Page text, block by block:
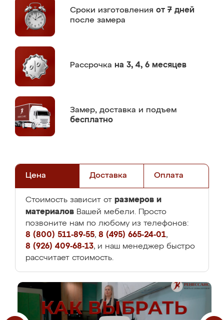
Сроки изготовления от 7 дней
после замера
Рассрочка на 3, 4, 6 месяцев
Замер, доставка и подъем
бесплатно
Цена Доставка Оплата
Стоимость зависит от размеров и
материалов Вашей мебели. Просто
позвоните нам по любому из телефонов:
8 (800) 511-89-55, 8 (495) 665-24-01,
8 (926) 409-68-13, и наш менеджер быстро
рассчитает стоимость.